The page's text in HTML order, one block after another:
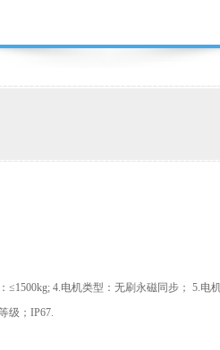
≤1500kg; 4.电机类型：无刷永磁同步； 5.
级；IP67.